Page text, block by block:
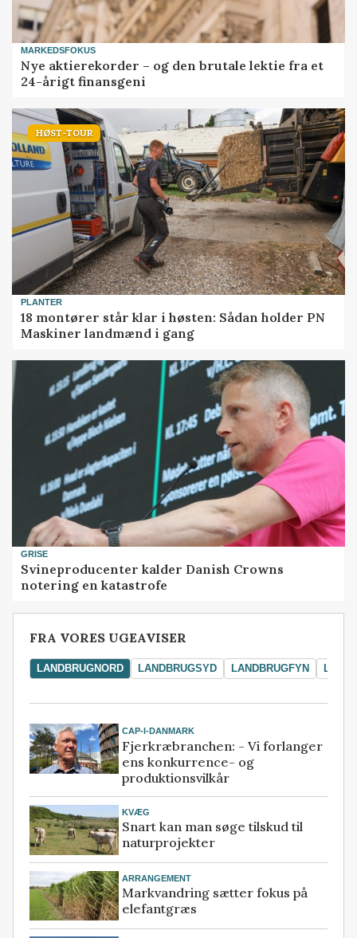
MARKEDSFOKUS
Nye aktierekorder – og den brutale lektie fra et
24-årigt finansgeni
HØST-TOUR
PLANTER
18 montører står klar i høsten: Sådan holder PN
Maskiner landmænd i gang
GRISE
Svineproducenter kalder Danish Crowns
notering en katastrofe
FRA VORES UGEAVISER
LANDBRUGNORD LANDBRUGSYD LANDBRUGFYN
CAP-I-DANMARK
Fjerkræbranchen: - Vi forlanger
ens konkurrence- og
produktionsvilkår
KVÆG
Snart kan man søge tilskud til
naturprojekter
ARRANGEMENT
Markvandring sætter fokus på
elefantgræs